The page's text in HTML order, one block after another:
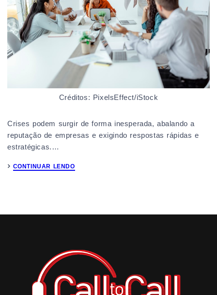
Créditos: PixelsEffect/iStock
Crises podem surgir de forma inesperada, abalando a
reputação de empresas e exigindo respostas rápidas e
estratégicas.…
CONTINUAR LENDO